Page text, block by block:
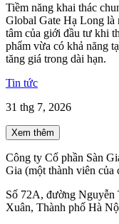
Tiềm năng khai thác
Global Gate Hạ Long là
tâm của giới đầu tư khi
phẩm vừa có khả năng
tăng giá trong dài hạn.
Tin tức
31 thg 7, 2026
Xem thêm
Công ty Cổ phần Sàn
Gia (một thành viên của
Số 72A, đường
Xuân, Thành phố Hà